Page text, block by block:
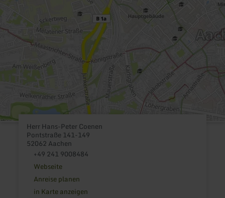
Herr Hans-Peter Coenen
Pontstraße 141-149
52062 Aachen
+49 241 9008484
Webseite
Anreise planen
in Karte anzeigen